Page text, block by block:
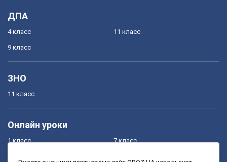
ДПА
4 класс
9 класс
11 класс
ЗНО
11 класс
Онлайн уроки
1 класс 7 класс